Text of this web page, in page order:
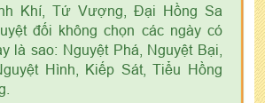
Khí, Tứ Vượng, Đại Hồng Sa
đối không chọn các ngày có
là sao: Nguyệt Phá, Nguyệt Bại,
Hình, Kiếp Sát, Tiểu Hồng